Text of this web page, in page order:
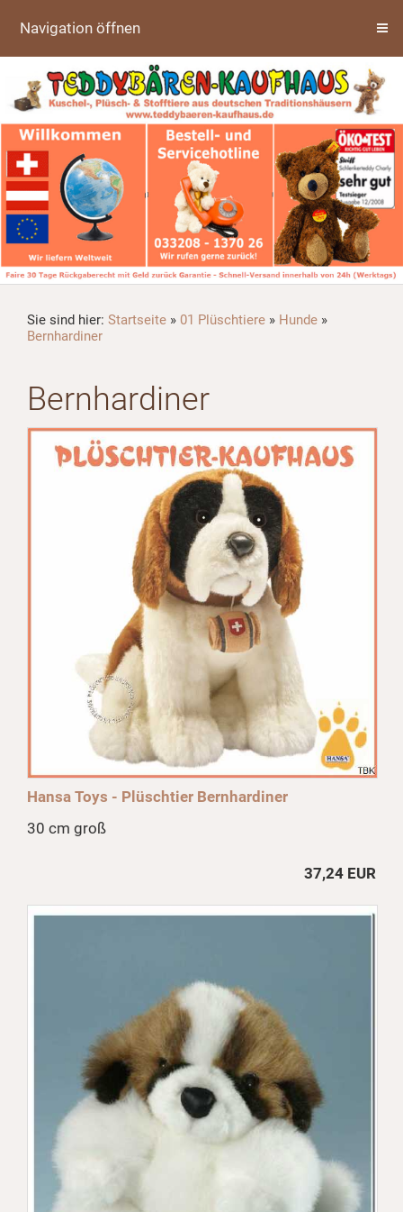
Navigation öffnen
Sie sind hier: Startseite » 01 Plüschtiere » Hunde »
Bernhardiner
Bernhardiner
Hansa Toys - Plüschtier Bernhardiner
30 cm groß
37,24 EUR